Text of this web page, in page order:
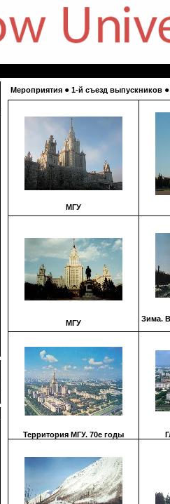
Мероприятия ● 1-й съезд выпускников
МГУ
МГУ Зима.
Территория МГУ. 70е годы